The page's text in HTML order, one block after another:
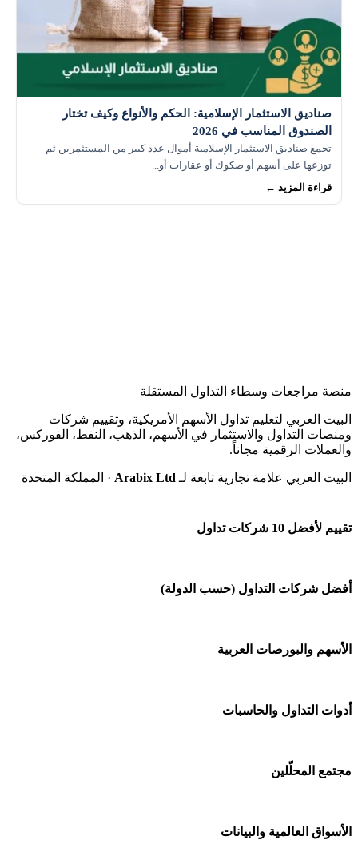
صناديق الاستثمار الإسلامية: الحكم والأنواع وكيف تختار
الصندوق المناسب في 2026
تجمع صناديق الاستثمار الإسلامية أموال عدد كبير من المستثمرين ثم
توزعها على أسهم أو صكوك أو عقارات أو...
قراءة المزيد ←
منصة مراجعات وسطاء التداول المستقلة
البيت العربي لتعليم تداول الأسهم الأمريكية، وتقييم شركات
ومنصات التداول والاستثمار في الأسهم، الذهب، النفط، الفوركس،
والعملات الرقمية مجاناً.
البيت العربي علامة تجارية تابعة لـ Arabix Ltd · المملكة المتحدة
تقييم لأفضل 10 شركات تداول
شركة Capital.com
منصة بينانس
شركة Xm
أفضل شركات التداول (حسب الدولة)
شركات تداول في السعودية
شركات تداول في قطر
شركات تداول في عُمان
الأسهم والبورصات العربية
🌍 كل البورصات العربية
🇪🇬 البورصة المصرية
أدوات التداول والحاسبات
🕌 حاسبة الزكاة
مجتمع المحلّلين
🧱 حائط المجتمع
الأسواق العالمية والبيانات